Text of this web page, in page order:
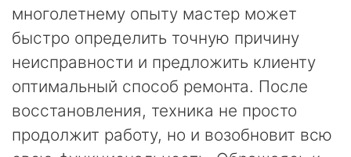
многолетнему опыту мастер может
быстро определить точную причину
неисправности и предложить клиенту
оптимальный способ ремонта. После
восстановления, техника не просто
продолжит работу, но и возобновит всю